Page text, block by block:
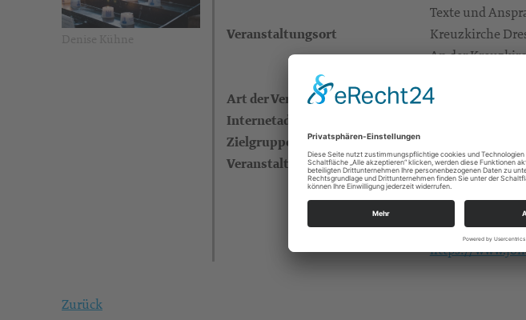
Texte und
Veranstaltungsort
Kreuzkirche
An der
Art der Veranstaltung Gottesdienste
Internetadresse https://
Zielgruppe
Veranstalter Ev.-Luth.
An der
01067 Dresden
kg.dresden-
https://
Zurück